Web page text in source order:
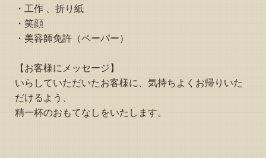
・工作 、折り紙
・笑顔
・美容師免許（ペーパー）
【お客様にメッセージ】
いらしていただいたお客様に、気持ちよくお帰りいた
だけるよう、
精一杯のおもてなしをいたします。